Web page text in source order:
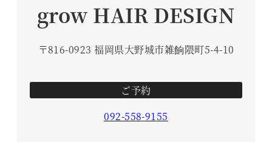
grow HAIR DESIGN
〒816-0923 福岡県大野城市雑餉隈町5-4-10
ご予約
092-558-9155